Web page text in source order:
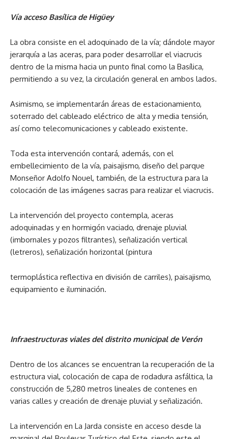
Vía acceso Basílica de Higüey
La obra consiste en el adoquinado de la vía; dándole mayor
jerarquía a las aceras, para poder desarrollar el viacrucis
dentro de la misma hacia un punto final como la Basílica,
permitiendo a su vez, la circulación general en ambos lados.
Asimismo, se implementarán áreas de estacionamiento,
soterrado del cableado eléctrico de alta y media tensión,
así como telecomunicaciones y cableado existente.
Toda esta intervención contará, además, con el
embellecimiento de la vía, paisajismo, diseño del parque
Monseñor Adolfo Nouel, también, de la estructura para la
colocación de las imágenes sacras para realizar el viacrucis.
La intervención del proyecto contempla, aceras
adoquinadas y en hormigón vaciado, drenaje pluvial
(imbornales y pozos filtrantes), señalización vertical
(letreros), señalización horizontal (pintura
termoplástica reflectiva en división de carriles), paisajismo,
equipamiento e iluminación.
Infraestructuras viales del distrito municipal de Verón
Dentro de los alcances se encuentran la recuperación de la
estructura vial, colocación de capa de rodadura asfáltica, la
construcción de 5,280 metros lineales de contenes en
varias calles y creación de drenaje pluvial y señalización.
La intervención en La Jarda consiste en acceso desde la